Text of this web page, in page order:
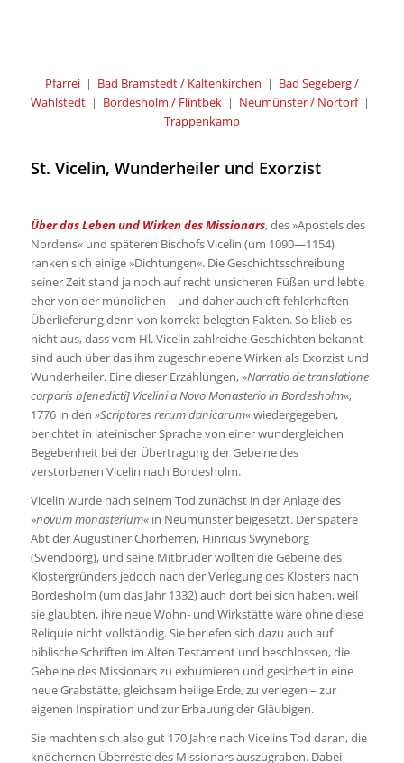
Pfarrei| Bad Bramstedt / Kaltenkirchen | Bad Segeberg /
Wahlstedt | Bordesholm / Flintbek | Neumünster / Nortorf|
Trappenkamp
St. Vicelin, Wunderheiler und Exorzist
Über das Leben und Wirken des Missionars, des »Apostels des
Nordens« und späteren Bischofs Vicelin (um 1090—1154)
ranken sich einige »Dichtungen«. Die Geschichtsschreibung
seiner Zeit stand ja noch auf recht unsicheren Füßen und lebte
eher von der mündlichen – und daher auch oft fehlerhaften –
Überlieferung denn von korrekt belegten Fakten. So blieb es
nicht aus, dass vom Hl. Vicelin zahlreiche Geschichten bekannt
sind auch über das ihm zugeschriebene Wirken als Exorzist und
Wunderheiler. Eine dieser Erzählungen, »Narratio de translatione
corporis b[enedicti] Vicelini a Novo Monasterio in Bordesholm«,
1776 in den »Scriptores rerum danicarum«wiedergegeben,
berichtet in lateinischer Sprache von einer wundergleichen
Begebenheit bei der Übertragung der Gebeine des
verstorbenen Vicelin nach Bordesholm.
Vicelin wurde nach seinem Tod zunächst in der Anlage des
»novum monasterium«in Neumünster beigesetzt. Der spätere
Abt der Augustiner Chorherren, Hinricus Swyneborg
(Svendborg), und seine Mitbrüder wollten die Gebeine des
Klostergründers jedoch nach der Verlegung des Klosters nach
Bordesholm (um das Jahr 1332) auch dort bei sich haben, weil
sie glaubten, ihre neue Wohn- und Wirkstätte wäre ohne diese
Reliquie nicht vollständig. Sie beriefen sich dazu auch auf
biblische Schriften im Alten Testament und beschlossen, die
Gebeine des Missionars zu exhumieren und gesichert in eine
neue Grabstätte, gleichsam heilige Erde, zu verlegen – zur
eigenen Inspiration und zur Erbauung der Gläubigen.
Sie machten sich also gut 170 Jahre nach Vicelins Tod daran, die
knöchernen Überreste des Missionars auszugraben. Dabei